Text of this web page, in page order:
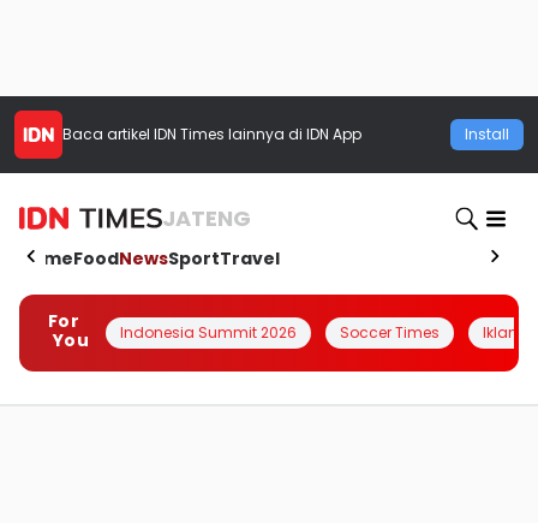
Baca artikel IDN Times lainnya di IDN App Install
JATENG
HomeFoodNewsSportTravel
For
You
Indonesia Summit 2026 Soccer Times Iklanin